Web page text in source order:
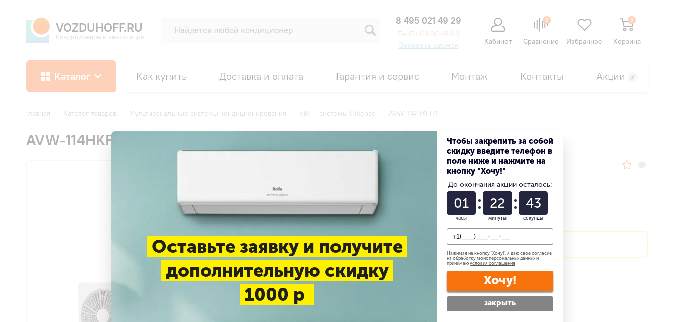
VOZDUHOFF.RU
Кондиционеры и вентиляция
8 495 021 49 29
Заказать звонок Кабинет
0
Сравнение Избранное
0
Корзина
Каталог Как купить Доставка и оплата Гарантия и сервис Монтаж Контакты Акции
Главная — Каталог товаров — Мультизональные системы кондиционирования — VRF - системы Hisense — AVW-114HKFH1
AVW-114HKFH1
Под заказ
Нашли дешевле? Сделаем скидку!
Доставка 1-3 дня — бесплатно
Самовывоз в будние дни —бесплатно ?
Оставьте заявку и получите
дополнительную скидку
1000 р
Чтобы закрепить за собой
скидку введите телефон в
поле ниже и нажмите на
кнопку "Хочу!"
До окончания акции осталось:
01
часы
22
минуты
42
секунды
Нажимая на кнопку "Хочу!", я даю свое согласие
на обработку моих персональных данных и
принимаю условия соглашения
Хочу!
закрыть